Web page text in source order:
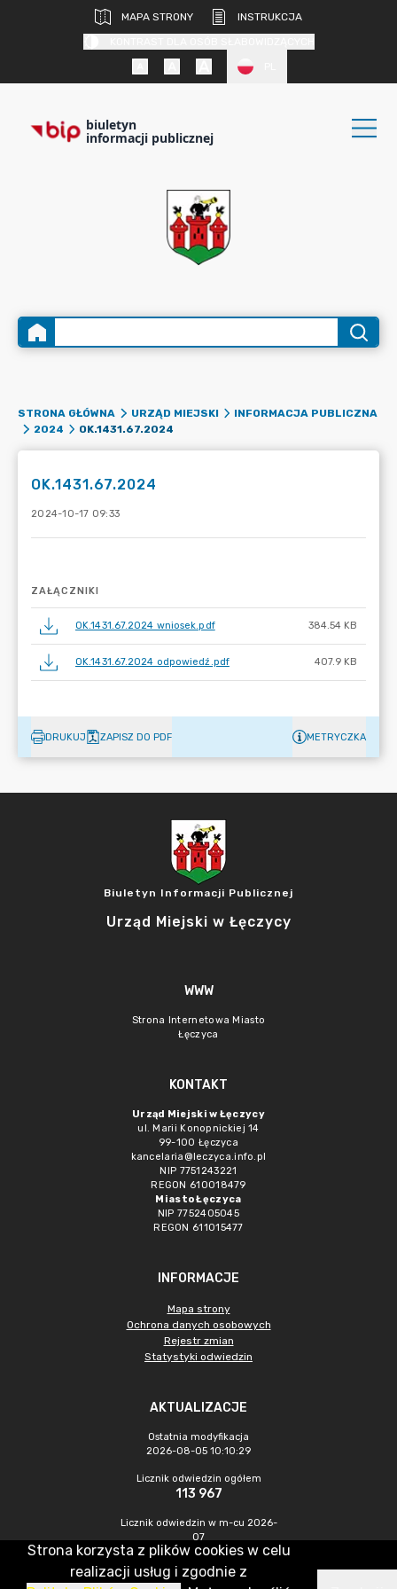
MAPA STRONY
INSTRUKCJA
biuletyn
informacji publicznej
STRONA GŁÓWNA URZĄD MIEJSKI
INFORMACJA PUBLICZNA
2024
OK.1431.67.2024
OK.1431.67.2024
2024-10-17 09:33
ZAŁĄCZNIKI
OK.1431.67.2024 wniosek.pdf 384.54 KB
OK.1431.67.2024 odpowiedź.pdf 407.9 KB
DRUKUJ ZAPISZ DO PDF METRYCZKA
Biuletyn Informacji Publicznej
Urząd Miejski w Łęczycy
WWW
Strona Internetowa Miasto
Łęczyca
KONTAKT
Urząd Miejski w Łęczycy
ul. Marii Konopnickiej 14
99-100 Łęczyca
kancelaria@leczyca.info.pl
NIP 7751243221
REGON 610018479
Miasto Łęczyca
NIP 7752405045
REGON 611015477
INFORMACJE
Mapa strony
Ochrona danych osobowych
Rejestr zmian
Statystyki odwiedzin
AKTUALIZACJE
Ostatnia modyfikacja
2026-08-05 10:10:29
Licznik odwiedzin ogółem
113 967
Licznik odwiedzin w m-cu 2026-
07
486
Strona korzysta z plików cookies w celu
realizacji usług i zgodnie z